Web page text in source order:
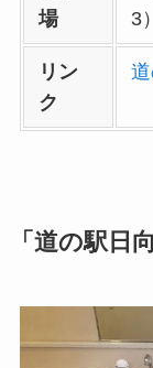
場
3）
リン
ク
「道の駅日